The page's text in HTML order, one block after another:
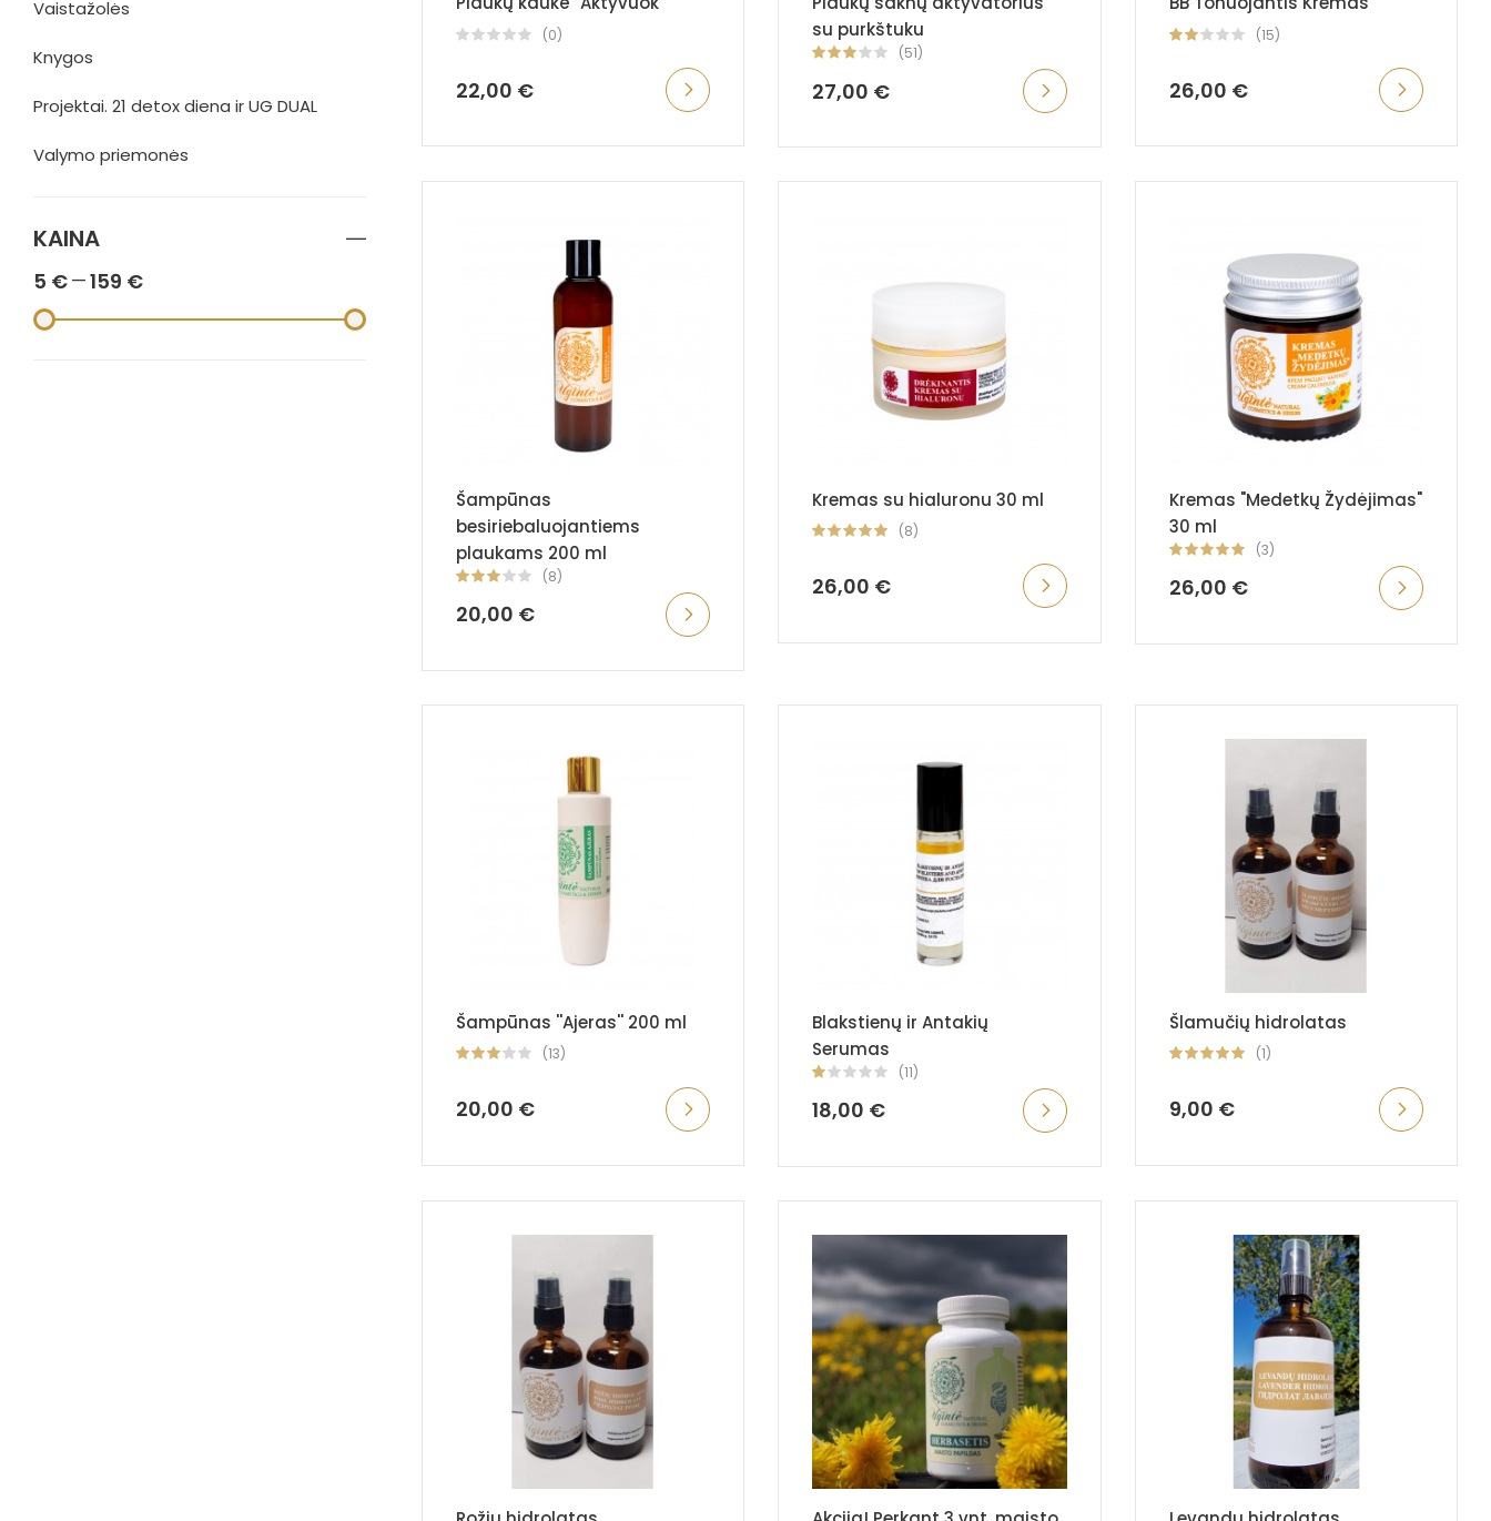
Vaistažolės
Knygos
Projektai. 21 detox diena ir UG DUAL
Valymo priemonės
KAINA
5 €—159 €
(0)
22,00 €
su purkštuku
(51)
27,00 €
(15)
26,00 €
Šampūnas
besiriebaluojantiems
plaukams 200 ml
(8)
20,00 €
Kremas su hialuronu 30 ml
(8)
26,00 €
Kremas "Medetkų Žydėjimas"
30 ml
(3)
26,00 €
Šampūnas ''Ajeras'' 200 ml
(13)
20,00 €
Blakstienų ir Antakių
Serumas
(11)
18,00 €
Šlamučių hidrolatas
(1)
9,00 €